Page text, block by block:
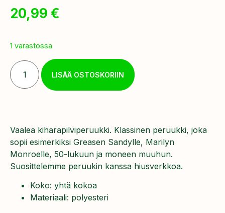
20,99 €
1 varastossa
LISÄÄ OSTOSKORIIN
Vaalea kiharapilviperuukki. Klassinen peruukki, joka
sopii esimerkiksi Greasen Sandylle, Marilyn
Monroelle, 50-lukuun ja moneen muuhun.
Suosittelemme peruukin kanssa hiusverkkoa.
Koko: yhtä kokoa
Materiaali: polyesteri